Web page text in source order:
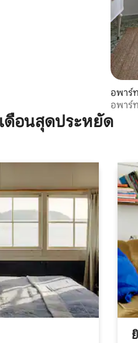
อพาร์
อพาร์
เอเวีย
ดือนสุดประหยัด